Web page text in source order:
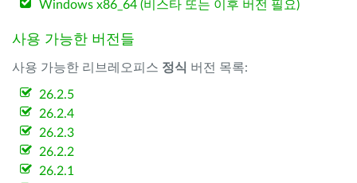
Windows x86_64 (비스타 또는 이후 버전 필요)
사용 가능한 버전들
사용 가능한 리브레오피스 정식 버전 목록:
26.2.5
26.2.4
26.2.3
26.2.2
26.2.1